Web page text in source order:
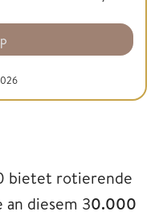
bietet rotierende
an diesem 30.000